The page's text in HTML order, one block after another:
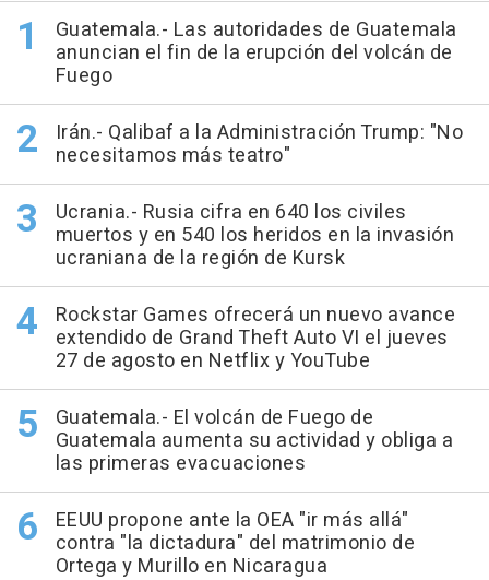
Guatemala.- Las autoridades de Guatemala
anuncian el fin de la erupción del volcán de
Fuego
Irán.- Qalibaf a la Administración Trump: "No
necesitamos más teatro"
Ucrania.- Rusia cifra en 640 los civiles
muertos y en 540 los heridos en la invasión
ucraniana de la región de Kursk
Rockstar Games ofrecerá un nuevo avance
extendido de Grand Theft Auto VI el jueves
27 de agosto en Netflix y YouTube
Guatemala.- El volcán de Fuego de
Guatemala aumenta su actividad y obliga a
las primeras evacuaciones
EEUU propone ante la OEA "ir más allá"
contra "la dictadura" del matrimonio de
Ortega y Murillo en Nicaragua